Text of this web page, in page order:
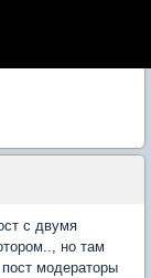
с двумя
но там
модераторы